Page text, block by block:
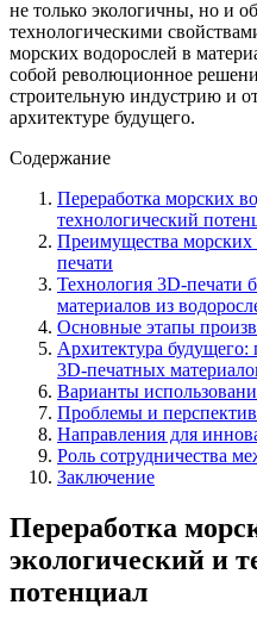
не только экологичны, но и
технологическими
морских водорослей в
собой революционное
строительную индустрию и
архитектуре будущего.
Содержание
Переработка морских
технологический
Преимущества морских
печати
Технология 3D-печати
материалов из
Основные этапы
Архитектура
3D-печатных
Варианты
Проблемы и
Направления для
Роль сотрудничества
Заключение
Переработка
экологический и
потенциал